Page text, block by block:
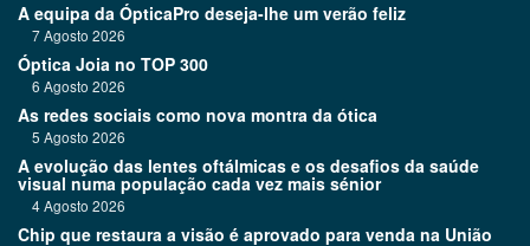
A equipa da ÓpticaPro deseja-lhe um verão feliz
7 Agosto 2026
Óptica Joia no TOP 300
6 Agosto 2026
As redes sociais como nova montra da ótica
5 Agosto 2026
A evolução das lentes oftálmicas e os desafios da saúde
visual numa população cada vez mais sénior
4 Agosto 2026
Chip que restaura a visão é aprovado para venda na União